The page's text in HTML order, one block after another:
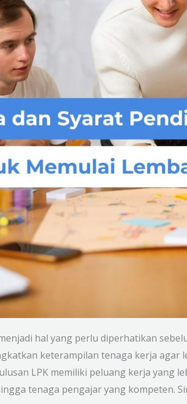
hal yang perlu diperhatikan
keterampilan tenaga kerja agar
LPK memiliki peluang kerja yang
tenaga pengajar yang kompeten.